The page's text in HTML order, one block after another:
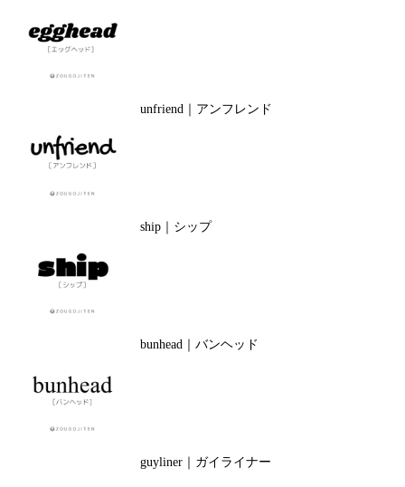
unfriend｜アンフレンド
ship｜シップ
bunhead｜バンヘッド
guyliner｜ガイライナー